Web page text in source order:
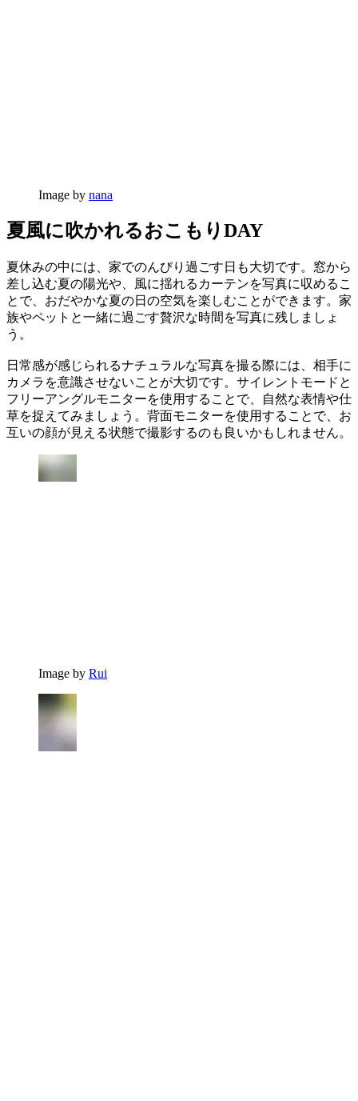
Image by nana
夏風に吹かれるおこもりDAY
夏休みの中には、家でのんびり過ごす日も大切です。窓から
差し込む夏の陽光や、風に揺れるカーテンを写真に収めるこ
とで、おだやかな夏の日の空気を楽しむことができます。家
族やペットと一緒に過ごす贅沢な時間を写真に残しましょ
う。
日常感が感じられるナチュラルな写真を撮る際には、相手に
カメラを意識させないことが大切です。サイレントモードと
フリーアングルモニターを使用することで、自然な表情や仕
草を捉えてみましょう。背面モニターを使用することで、お
互いの顔が見える状態で撮影するのも良いかもしれません。
Image by Rui